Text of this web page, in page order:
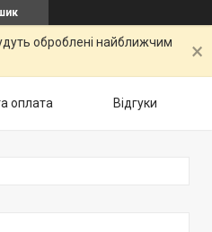
оброблені найближчим
оплата Відгуки